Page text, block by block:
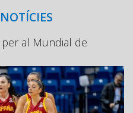
al Mundial de